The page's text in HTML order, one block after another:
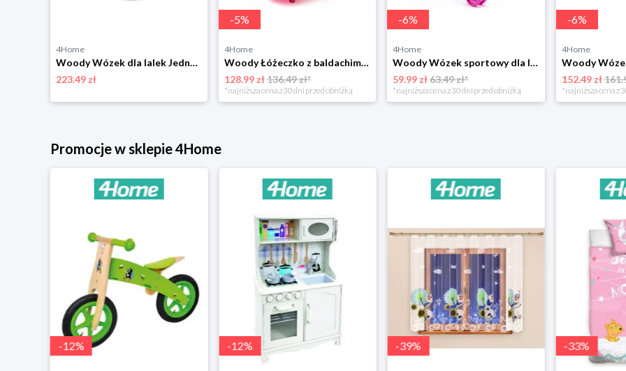
4Home
Woody Wózek dla lalek Jednorożec
223.49 zł
-5%
4Home
Woody Łóżeczko z baldachimem, 61 x 32,5 x 85 cm
128.99 zł136.49 zł*
*najniższa cena z 30 dni przed obniżką
-6%
4Home
Woody Wózek sportowy dla lalek Jednorożec różowy, 57 x 48 x 25 cm
59.99 zł63.49 zł*
*najniższa cena z 30 dni przed obniżką
-6%
4Home
152.49 zł
*najniższa cena z
Promocje w sklepie 4Home
-12% -12% -39% -33%